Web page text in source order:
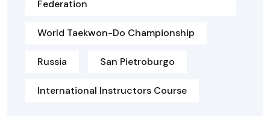
Federation
World Taekwon-Do Championship
Russia San Pietroburgo
International Instructors Course